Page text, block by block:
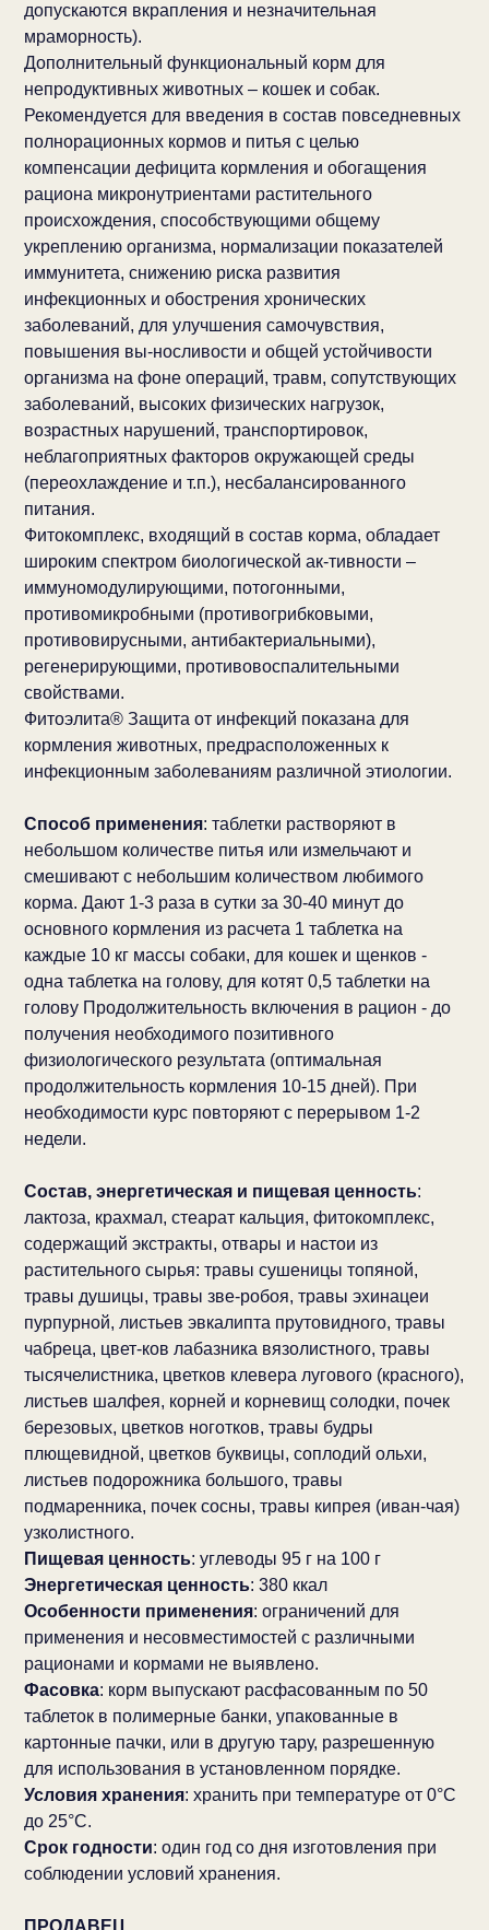
допускаются вкрапления и незначительная
мраморность).
Дополнительный функциональный корм для
непродуктивных животных – кошек и собак.
Рекомендуется для введения в состав повседневных
полнорационных кормов и питья с целью
компенсации дефицита кормления и обогащения
рациона микронутриентами растительного
происхождения, способствующими общему
укреплению организма, нормализации показателей
иммунитета, снижению риска развития
инфекционных и обострения хронических
заболеваний, для улучшения самочувствия,
повышения вы-носливости и общей устойчивости
организма на фоне операций, травм, сопутствующих
заболеваний, высоких физических нагрузок,
возрастных нарушений, транспортировок,
неблагоприятных факторов окружающей среды
(переохлаждение и т.п.), несбалансированного
питания.
Фитокомплекс, входящий в состав корма, обладает
широким спектром биологической ак-тивности –
иммуномодулирующими, потогонными,
противомикробными (противогрибковыми,
противовирусными, антибактериальными),
регенерирующими, противовоспалительными
свойствами.
Фитоэлита® Защита от инфекций показана для
кормления животных, предрасположенных к
инфекционным заболеваниям различной этиологии.
Способ применения: таблетки растворяют в
небольшом количестве питья или измельчают и
смешивают с небольшим количеством любимого
корма. Дают 1-3 раза в сутки за 30-40 минут до
основного кормления из расчета 1 таблетка на
каждые 10 кг массы собаки, для кошек и щенков -
одна таблетка на голову, для котят 0,5 таблетки на
голову Продолжительность включения в рацион - до
получения необходимого позитивного
физиологического результата (оптимальная
продолжительность кормления 10-15 дней). При
необходимости курс повторяют с перерывом 1-2
недели.
Состав, энергетическая и пищевая ценность:
лактоза, крахмал, стеарат кальция, фитокомплекс,
содержащий экстракты, отвары и настои из
растительного сырья: травы сушеницы топяной,
травы душицы, травы зве-робоя, травы эхинацеи
пурпурной, листьев эвкалипта прутовидного, травы
чабреца, цвет-ков лабазника вязолистного, травы
тысячелистника, цветков клевера лугового (красного),
листьев шалфея, корней и корневищ солодки, почек
березовых, цветков ноготков, травы будры
плющевидной, цветков буквицы, соплодий ольхи,
листьев подорожника большого, травы
подмаренника, почек сосны, травы кипрея (иван-чая)
узколистного.
Пищевая ценность: углеводы 95 г на 100 г
Энергетическая ценность: 380 ккал
Особенности применения: ограничений для
применения и несовместимостей с различными
рационами и кормами не выявлено.
Фасовка: корм выпускают расфасованным по 50
таблеток в полимерные банки, упакованные в
картонные пачки, или в другую тару, разрешенную
для использования в установленном порядке.
Условия хранения: хранить при температуре от 0°С
до 25°С.
Срок годности: один год со дня изготовления при
соблюдении условий хранения.
ПРОДАВЕЦ